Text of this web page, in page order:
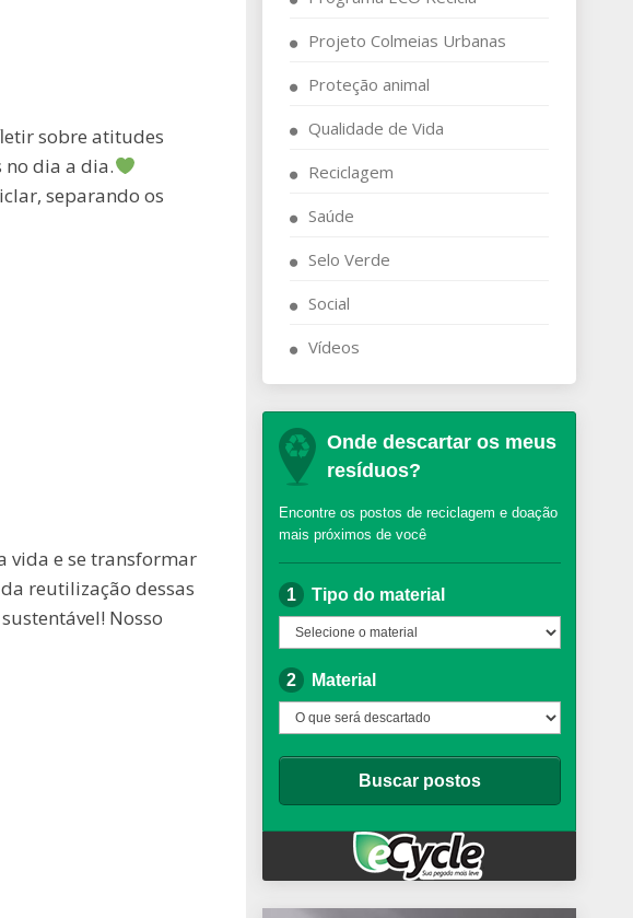
sobre atitudes
no dia a dia.
separando os
vida e se transformar
reutilização dessas
Nosso
Projeto Colmeias Urbanas
Proteção animal
Qualidade de Vida
Reciclagem
Saúde
Selo Verde
Social
Vídeos